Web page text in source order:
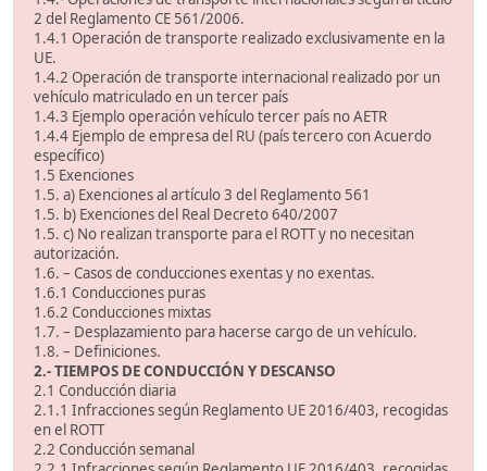
2 del Reglamento CE 561/2006.
1.4.1 Operación de transporte realizado exclusivamente en la
UE.
1.4.2 Operación de transporte internacional realizado por un
vehículo matriculado en un tercer país
1.4.3 Ejemplo operación vehículo tercer país no AETR
1.4.4 Ejemplo de empresa del RU (país tercero con Acuerdo
específico)
1.5 Exenciones
1.5. a) Exenciones al artículo 3 del Reglamento 561
1.5. b) Exenciones del Real Decreto 640/2007
1.5. c) No realizan transporte para el ROTT y no necesitan
autorización.
1.6. – Casos de conducciones exentas y no exentas.
1.6.1 Conducciones puras
1.6.2 Conducciones mixtas
1.7. – Desplazamiento para hacerse cargo de un vehículo.
1.8. – Definiciones.
2.- TIEMPOS DE CONDUCCIÓN Y DESCANSO
2.1 Conducción diaria
2.1.1 Infracciones según Reglamento UE 2016/403, recogidas
en el ROTT
2.2 Conducción semanal